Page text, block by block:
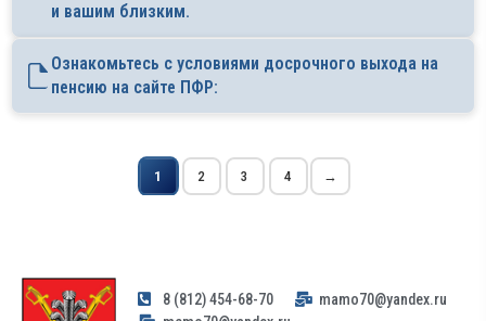
и вашим близким.
Ознакомьтесь с условиями досрочного выхода на
пенсию на сайте ПФР:
1 2 3 4 →
8 (812) 454-68-70
mamo70@yandex.ru